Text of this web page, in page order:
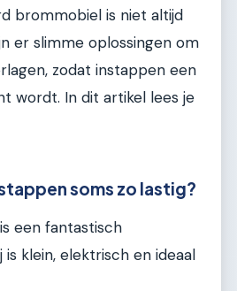
brommobiel is niet altijd
er slimme oplossingen om
zodat instappen een
wordt. In dit artikel lees je
soms zo lastig?
een fantastisch
is klein, elektrisch en ideaal